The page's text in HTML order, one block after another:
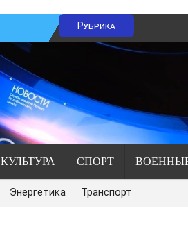
Рубрика
КУЛЬТУРА СПОРТ
Энергетика Транспорт